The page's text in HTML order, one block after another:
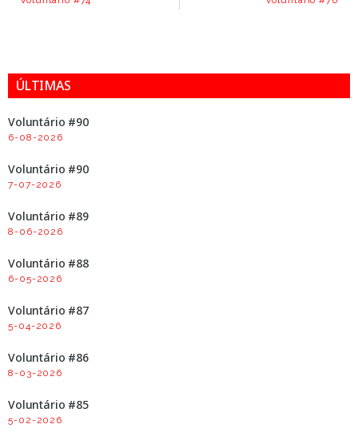
ÚLTIMAS
Voluntário #90
6-08-2026
Voluntário #90
7-07-2026
Voluntário #89
8-06-2026
Voluntário #88
6-05-2026
Voluntário #87
5-04-2026
Voluntário #86
8-03-2026
Voluntário #85
5-02-2026